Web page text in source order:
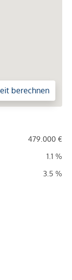
berechnen
479.000 €
1.1 %
3.5 %